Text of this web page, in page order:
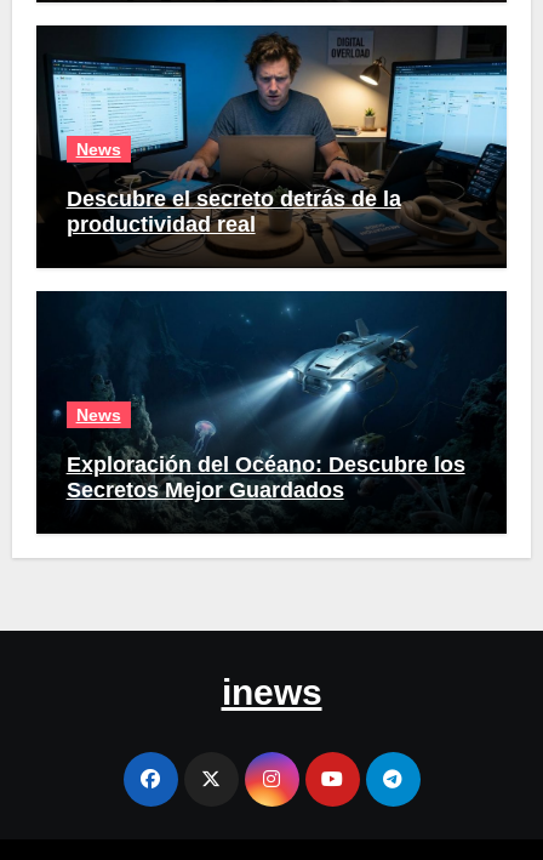
News
Descubre el secreto detrás de la
productividad real
News
Exploración del Océano: Descubre los
Secretos Mejor Guardados
inews